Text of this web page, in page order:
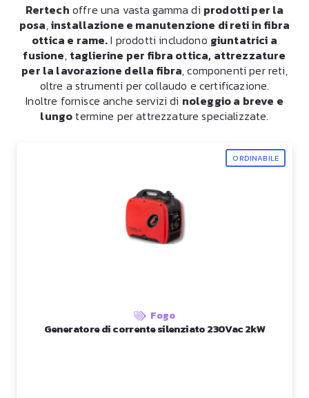
Rertech offre una vasta gamma di prodotti per la
posa,installazione e manutenzione di reti in fibra
ottica e rame.I prodotti includono giuntatrici a
fusione, taglierine per fibra ottica, attrezzature
per la lavorazione della fibra, componenti per reti,
oltre a strumenti per collaudo e certificazione.
Inoltre fornisce anche servizi di noleggio a breve e
lungotermine per attrezzature specializzate.
ORDINABILE
Fogo
Generatore di corrente silenziato 230Vac 2kW